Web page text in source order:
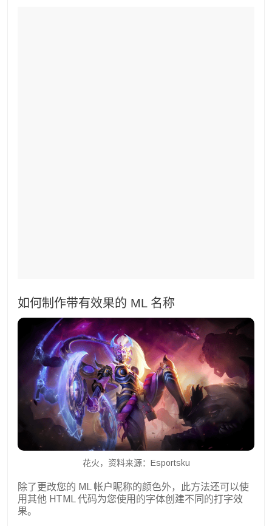
如何制作带有效果的 ML 名称
花火，资料来源：Esportsku
除了更改您的 ML 帐户昵称的颜色外，此方法还可以使
用其他 HTML 代码为您使用的字体创建不同的打字效
果。